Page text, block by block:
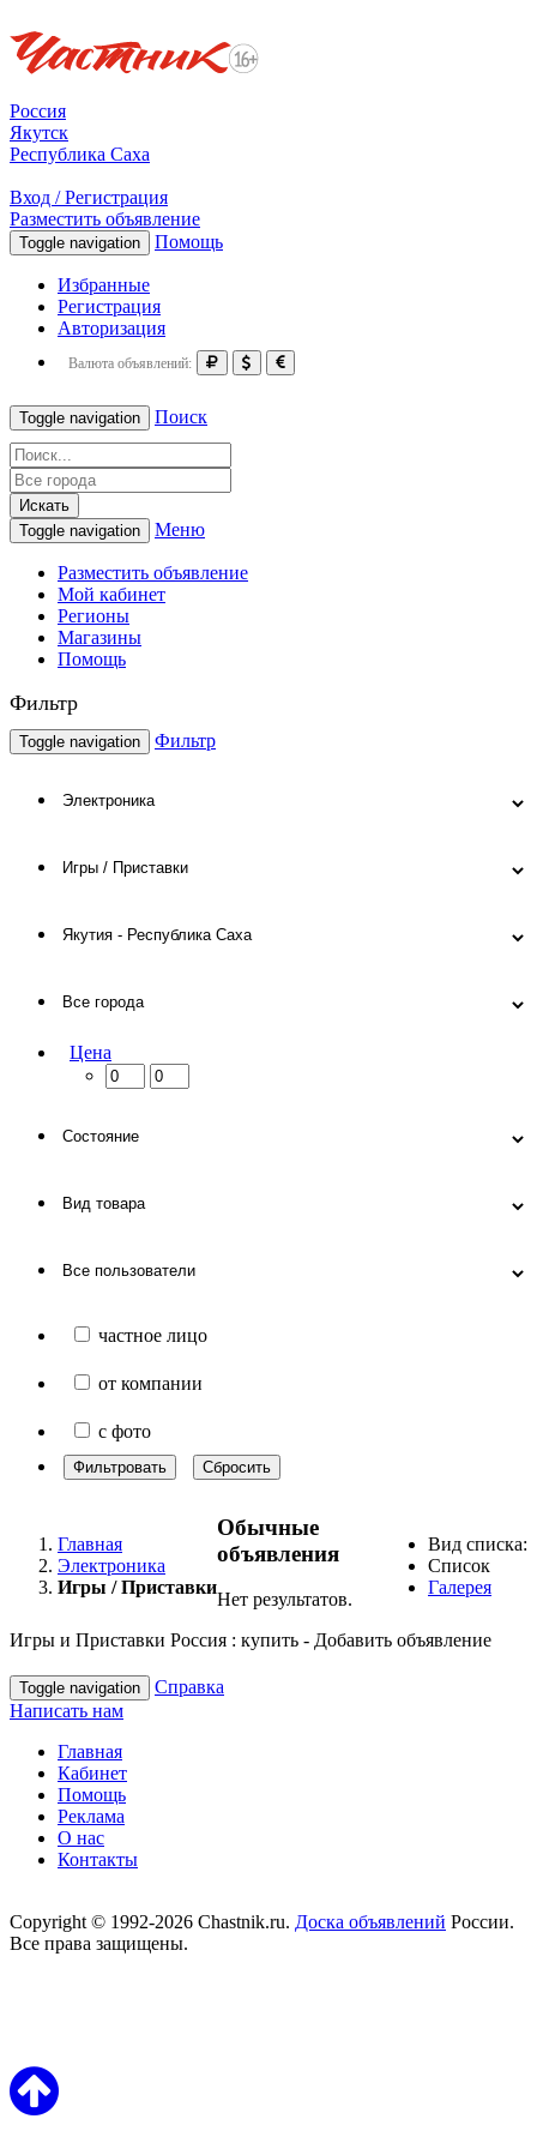
Россия
Якутск
Республика Саха
Вход / Регистрация
Разместить объявление
Toggle navigation Помощь
Избранные
Регистрация
Авторизация
Валюта объявлений:
Toggle navigation Поиск
Искать
Toggle navigation
Меню
Разместить объявление
Мой кабинет
Регионы
Магазины
Помощь
Фильтр
Toggle navigation Фильтр
Цена
частное лицо
от компании
с фото
Фильтровать Сбросить
Главная
Электроника
Игры / Приставки
Вид списка:
Список
Галерея
Обычные
объявления
Нет результатов.
Игры и Приставки Россия : купить - Добавить объявление
Toggle navigation
Справка
Написать нам
Главная
Кабинет
Помощь
Реклама
О нас
Контакты
Copyright © 1992-2026 Chastnik.ru. Доска объявлений России.
Все права защищены.